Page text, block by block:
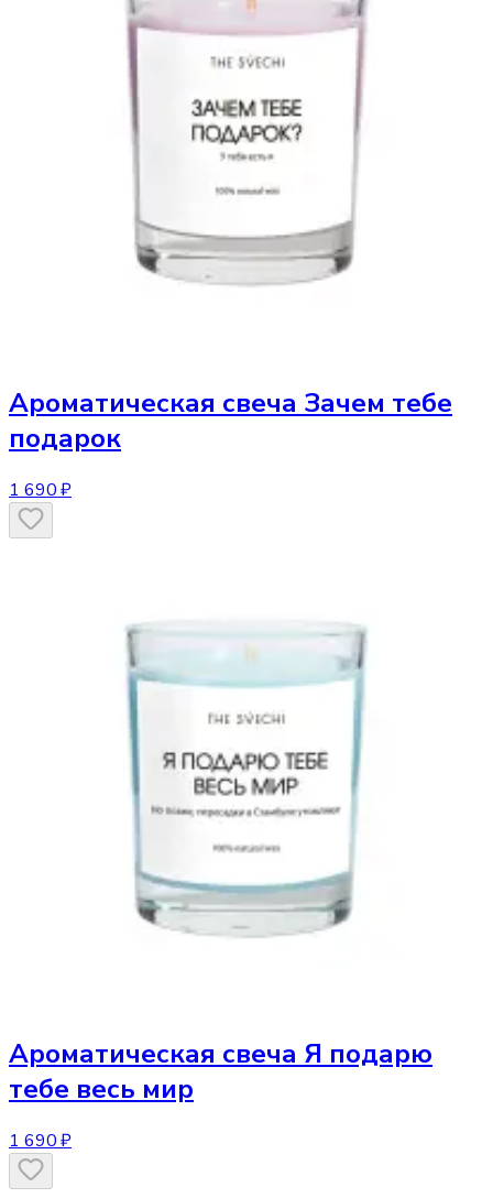
Ароматическая свеча Зачем тебе
подарок
1 690 ₽
Ароматическая свеча Я подарю
тебе весь мир
1 690 ₽